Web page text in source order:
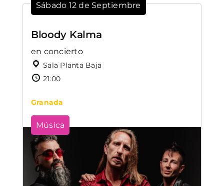
Sábado 12 de Septiembre
Bloody Kalma
en concierto
Sala Planta Baja
21:00
Granada
Música